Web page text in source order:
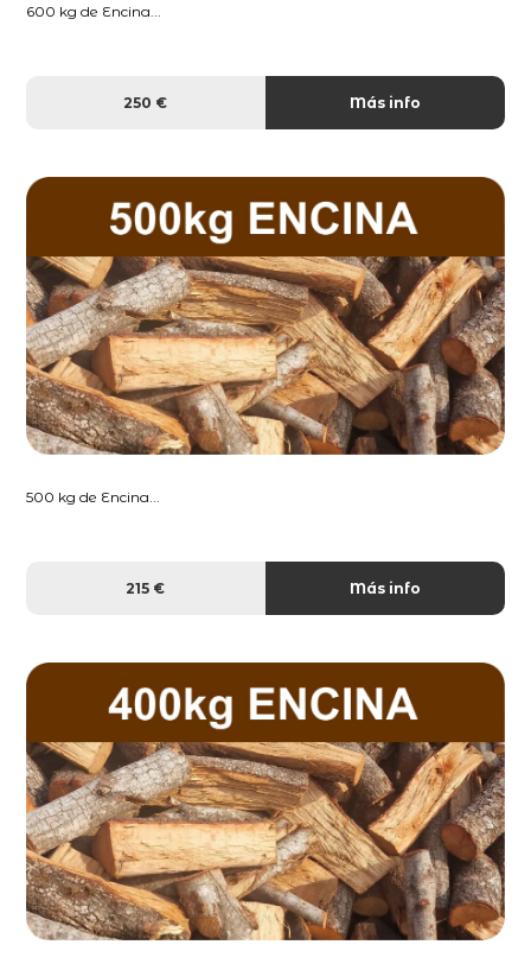
600 kg de Encina...
250 € Más info
500 kg de Encina...
215 € Más info